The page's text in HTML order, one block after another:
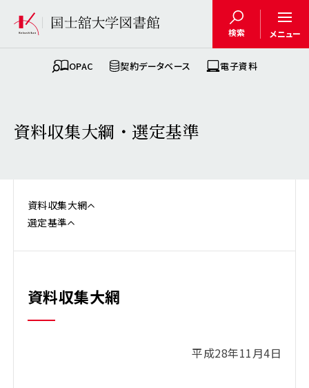
検索 メニュー
OPAC 契約データベース 電子資料
資料収集大綱・選定基準
資料収集大網
選定基準
資料収集大網
平成28年11月4日